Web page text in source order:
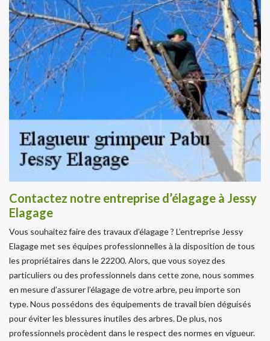
Contactez notre entreprise d’élagage à Jessy
Elagage
Vous souhaitez faire des travaux d’élagage ? L’entreprise Jessy
Elagage met ses équipes professionnelles à la disposition de tous
les propriétaires dans le 22200. Alors, que vous soyez des
particuliers ou des professionnels dans cette zone, nous sommes
en mesure d’assurer l’élagage de votre arbre, peu importe son
type. Nous possédons des équipements de travail bien déguisés
pour éviter les blessures inutiles des arbres. De plus, nos
professionnels procèdent dans le respect des normes en vigueur.